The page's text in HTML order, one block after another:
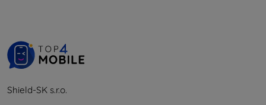
Shield-SK s.r.o.